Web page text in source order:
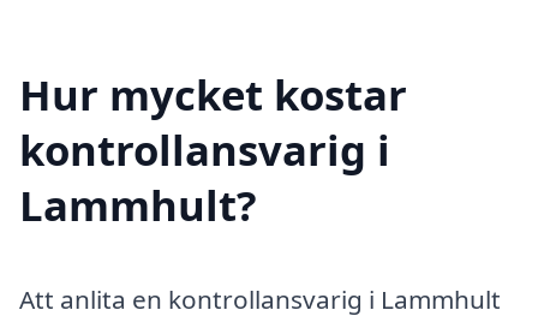
Hur mycket kostar
kontrollansvarig i
Lammhult?
Att anlita en kontrollansvarig i Lammhult